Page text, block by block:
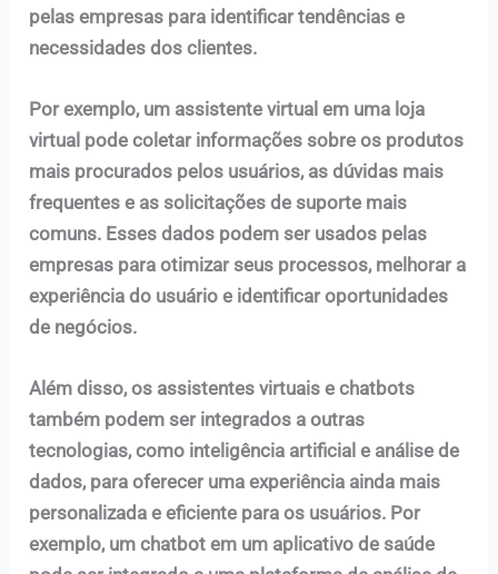
pelas empresas para identificar tendências e
necessidades dos clientes.
Por exemplo, um assistente virtual em uma loja
virtual pode coletar informações sobre os produtos
mais procurados pelos usuários, as dúvidas mais
frequentes e as solicitações de suporte mais
comuns. Esses dados podem ser usados pelas
empresas para otimizar seus processos, melhorar a
experiência do usuário e identificar oportunidades
de negócios.
Além disso, os assistentes virtuais e chatbots
também podem ser integrados a outras
tecnologias, como inteligência artificial e análise de
dados, para oferecer uma experiência ainda mais
personalizada e eficiente para os usuários. Por
exemplo, um chatbot em um aplicativo de saúde